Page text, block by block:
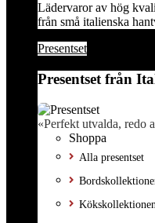
Lädervaror av hög
från små italienska
Presentset
Presentset från
«Perfekt utvalda, redo
Shoppa
Alla presentset
Kökskollektionen